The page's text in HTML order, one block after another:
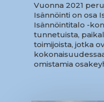
Vuonna 2021
Isännöinti on osa
Isännöintitalo -
tunnetuista,
toimijoista, jotka
omistamia